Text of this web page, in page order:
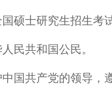
硕士研究生招生考
人民共和国公民。
中国共产党的领导，